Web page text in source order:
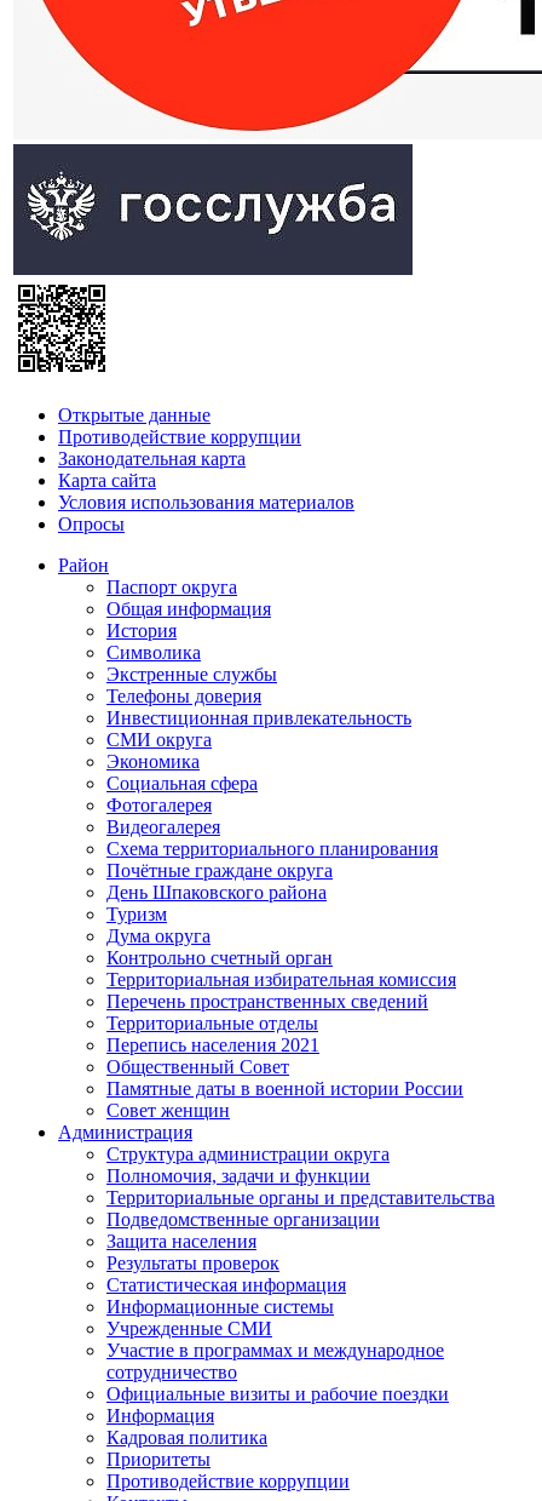
Открытые данные
Противодействие коррупции
Законодательная карта
Карта сайта
Условия использования материалов
Опросы
Район
Паспорт округа
Общая информация
История
Символика
Экстренные службы
Телефоны доверия
Инвестиционная привлекательность
СМИ округа
Экономика
Социальная сфера
Фотогалерея
Видеогалерея
Схема территориального планирования
Почётные граждане округа
День Шпаковского района
Туризм
Дума округа
Контрольно счетный орган
Территориальная избирательная комиссия
Перечень пространственных сведений
Территориальные отделы
Перепись населения 2021
Общественный Совет
Памятные даты в военной истории России
Совет женщин
Администрация
Структура администрации округа
Полномочия, задачи и функции
Территориальные органы и представительства
Подведомственные организации
Защита населения
Результаты проверок
Статистическая информация
Информационные системы
Учрежденные СМИ
Участие в программах и международное
сотрудничество
Официальные визиты и рабочие поездки
Информация
Кадровая политика
Приоритеты
Противодействие коррупции